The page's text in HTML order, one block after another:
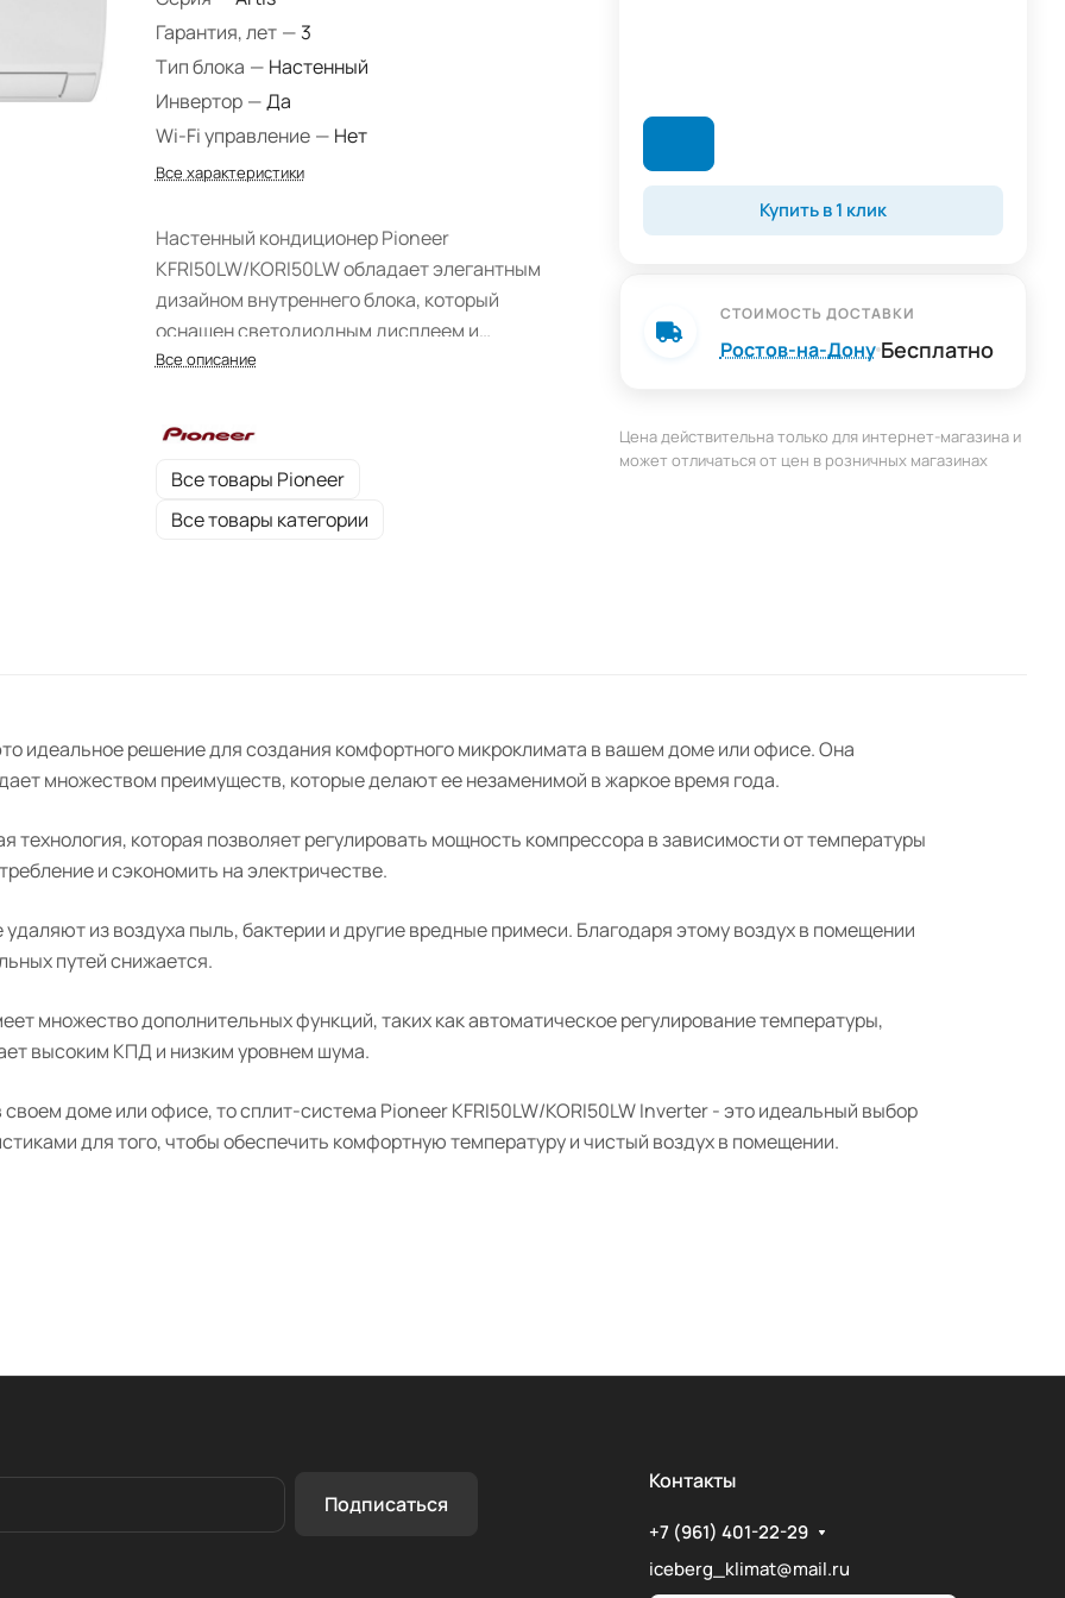
Гарантия, лет — 3
Тип блока — Настенный
Инвертор —Да
Wi-Fi управление — Нет
Все характеристики
Настенный кондиционер Pioneer
KFRI50LW/KORI50LW обладает элегантным
дизайном внутреннего блока, который
оснащен светодиодным дисплеем и
индикаторами режимов работы. Устройство
отличается тихой работой и низким
Все описание
Все товары Pioneer
Все товары категории
Купить в 1 клик
СТОИМОСТЬ ДОСТАВКИ
Ростов-на-ДонуБесплатно
Цена действительна только для интернет-магазина и
может отличаться от цен в розничных магазинах
идеальное решение для создания комфортного микроклимата в вашем доме или офисе. Она
множеством преимуществ, которые делают ее незаменимой в жаркое время года.
которая позволяет регулировать мощность компрессора в зависимости от температуры
и сэкономить на электричестве.
из воздуха пыль, бактерии и другие вредные примеси. Благодаря этому воздух в помещении
путей снижается.
множество дополнительных функций, таких как автоматическое регулирование температуры,
высоким КПД и низким уровнем шума.
доме или офисе, то сплит-система Pioneer KFRI50LW/KORI50LW Inverter - это идеальный выбор
для того, чтобы обеспечить комфортную температуру и чистый воздух в помещении.
Подписаться
Контакты
+7 (961) 401-22-29
iceberg_klimat@mail.ru